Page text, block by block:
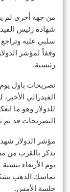
من جهة أخرى لم
شهادة رئيس
سلبي عليه
رئيسية.
تصريحات باول
الفيدرالي
للدولار وهو ما
التصريحات قد تم
مؤشر الدولار
يذكر بالقرب من
تماسك الذهب
جلسة الأمس.